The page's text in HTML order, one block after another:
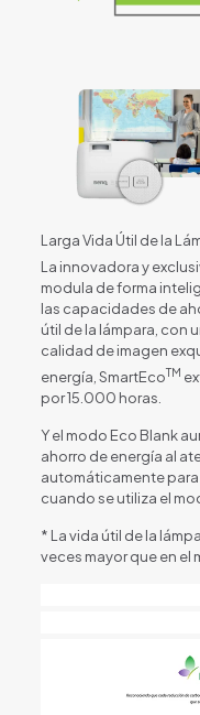
Larga Vida Útil de la
La innovadora y
modula de forma
las capacidades de
útil de la lámpara, con
calidad de imagen
energía, SmartEcoTM
por 15.000 horas.
Y el modo Eco Blank
ahorro de energía al
automáticamente
cuando se utiliza el
* La vida útil de la
veces mayor que en el